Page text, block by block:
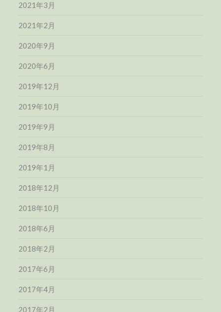
2021年3月
2021年2月
2020年9月
2020年6月
2019年12月
2019年10月
2019年9月
2019年8月
2019年1月
2018年12月
2018年10月
2018年6月
2018年2月
2017年6月
2017年4月
2017年2月